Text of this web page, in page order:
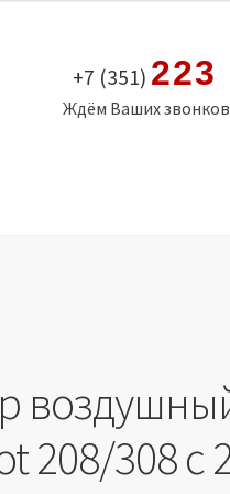
+7 (351) 223
Ждём Ваших звонков
208/308 с